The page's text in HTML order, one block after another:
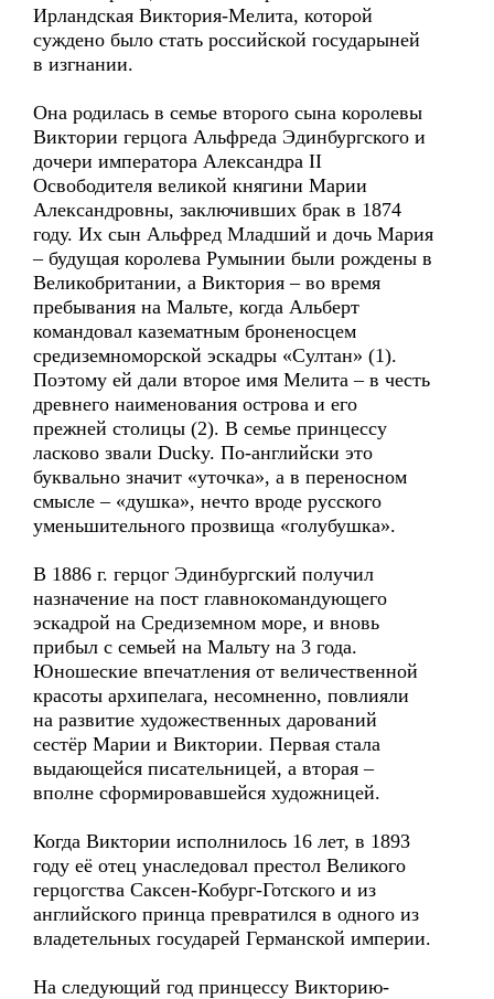
Ирландская Виктория-Мелита, которой
суждено было стать российской государыней
в изгнании.
Она родилась в семье второго сына королевы
Виктории герцога Альфреда Эдинбургского и
дочери императора Александра II
Освободителя великой княгини Марии
Александровны, заключивших брак в 1874
году. Их сын Альфред Младший и дочь Мария
– будущая королева Румынии были рождены в
Великобритании, а Виктория – во время
пребывания на Мальте, когда Альберт
командовал казематным броненосцем
средиземноморской эскадры «Султан» (1).
Поэтому ей дали второе имя Мелита – в честь
древнего наименования острова и его
прежней столицы (2). В семье принцессу
ласково звали Ducky. По-английски это
буквально значит «уточка», а в переносном
смысле – «душка», нечто вроде русского
уменьшительного прозвища «голубушка».
В 1886 г. герцог Эдинбургский получил
назначение на пост главнокомандующего
эскадрой на Средиземном море, и вновь
прибыл с семьей на Мальту на 3 года.
Юношеские впечатления от величественной
красоты архипелага, несомненно, повлияли
на развитие художественных дарований
сестёр Марии и Виктории. Первая стала
выдающейся писательницей, а вторая –
вполне сформировавшейся художницей.
Когда Виктории исполнилось 16 лет, в 1893
году её отец унаследовал престол Великого
герцогства Саксен-Кобург-Готского и из
английского принца превратился в одного из
владетельных государей Германской империи.
На следующий год принцессу Викторию-